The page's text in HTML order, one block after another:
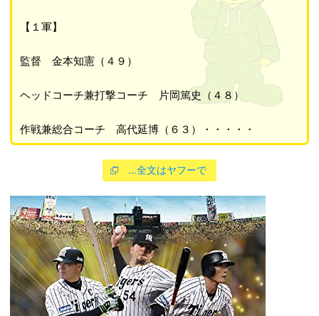
【１軍】
監督 金本知憲（４９）
ヘッドコーチ兼打撃コーチ 片岡篤史（４８）
作戦兼総合コーチ 高代延博（６３）・・・・・
…全文はヤフーで